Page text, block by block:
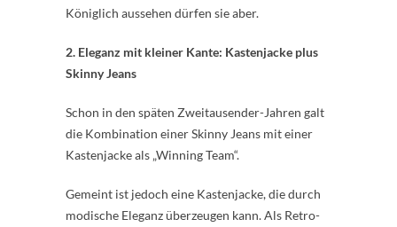
Königlich aussehen dürfen sie aber.
2. Eleganz mit kleiner Kante: Kastenjacke plus
Skinny Jeans
Schon in den späten Zweitausender-Jahren galt
die Kombination einer Skinny Jeans mit einer
Kastenjacke als „Winning Team“.
Gemeint ist jedoch eine Kastenjacke, die durch
modische Eleganz überzeugen kann. Als Retro-